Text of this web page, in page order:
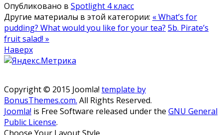
Опубликовано в Spotlight 4 класс
Другие материалы в этой категории: « What’s for
pudding? What would you like for your tea? 5b. Pirate’s
fruit salad! »
Наверх
Copyright © 2015 Joomla! template by
BonusThemes.com. All Rights Reserved.
Joomla! is Free Software released under the GNU General
Public License.